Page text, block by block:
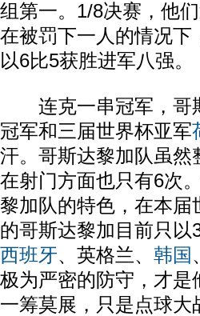
组第一。1/8决赛，他
在被罚下一人的情况
以6比5获胜进军八强。
连克一串冠军，哥
冠军和三届世界杯亚军
汗。哥斯达黎加队虽然
在射门方面也只有6次
黎加队的特色，在本
的哥斯达黎加目前只
西班牙、英格兰、 韩国 、
极为严密的防守，才
一筹莫展，只是点球大